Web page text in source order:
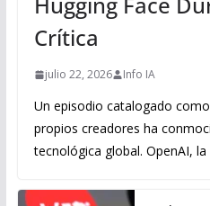
Crítica
julio 22, 2026 Info IA
Un episodio catalogado
propios creadores ha
tecnológica global. OpenAI,